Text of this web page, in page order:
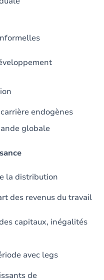
endogènes
globale
la distribution
des revenus du travail
capitaux, inégalités
avec legs
de